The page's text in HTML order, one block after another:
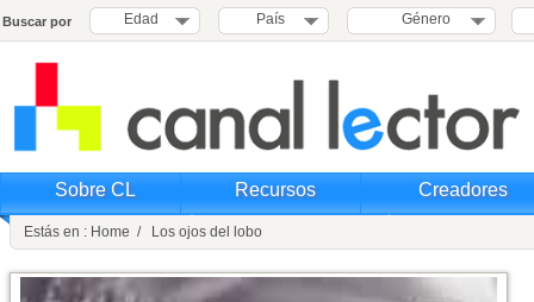
Buscar por Edad País Género
Sobre CL Recursos Creadores
Estás en : Home / Los ojos del lobo